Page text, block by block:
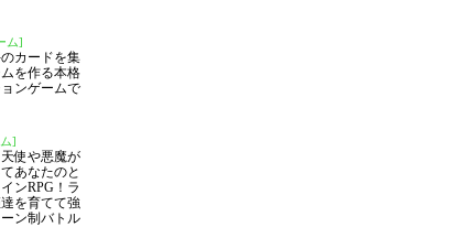
ム]
カードを集
を作る本格
ンゲームで
]
使や悪魔が
あなたのと
ンRPG！ラ
を育てて強
ン制バトル